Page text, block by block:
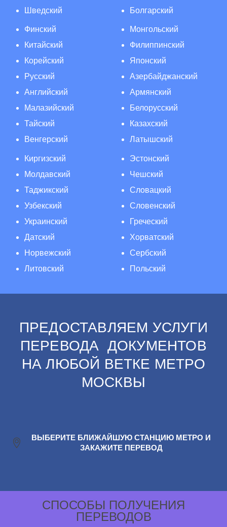
Шведский
Болгарский
Финский
Китайский
Корейский
Русский
Английский
Малазийский
Тайский
Венгерский
Монгольский
Филиппинский
Японский
Азербайджанский
Армянский
Белорусский
Казахский
Латышский
Киргизский
Молдавский
Таджикский
Узбекский
Украинский
Датский
Норвежский
Литовский
Эстонский
Чешский
Словацкий
Словенский
Греческий
Хорватский
Сербский
Польский
ПРЕДОСТАВЛЯЕМ УСЛУГИ
ПЕРЕВОДА ДОКУМЕНТОВ
НА ЛЮБОЙ ВЕТКЕ МЕТРО
МОСКВЫ
ВЫБЕРИТЕ БЛИЖАЙШУЮ СТАНЦИЮ МЕТРО И
ЗАКАЖИТЕ ПЕРЕВОД
СПОСОБЫ ПОЛУЧЕНИЯ
ПЕРЕВОДОВ